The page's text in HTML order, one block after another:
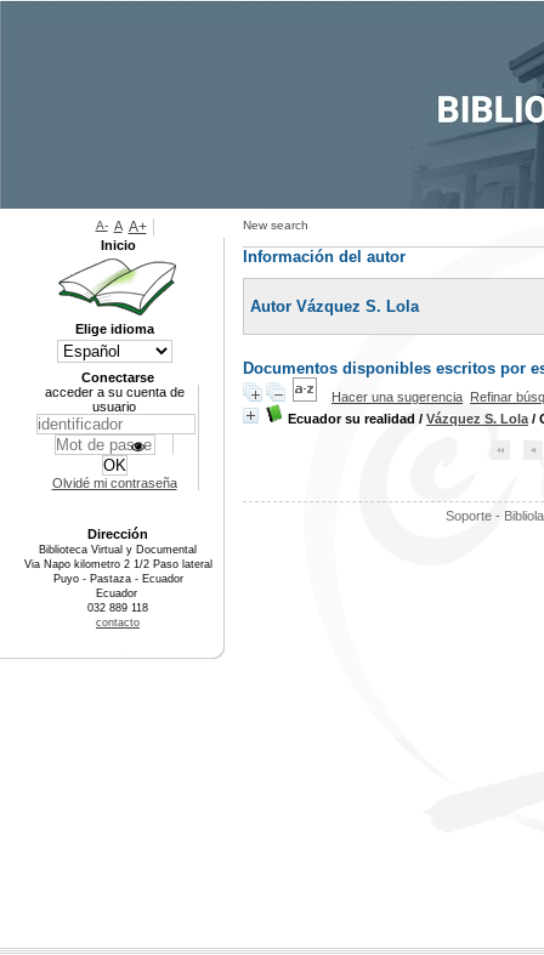
New search
Información del autor
Autor Vázquez S. Lola
Documentos disponibles escritos por
Hacer una sugerencia Refinar
Ecuador su realidad / Vázquez S. Lola /
Soporte -
A- A A+
Inicio
Elige idioma
Conectarse
acceder a su cuenta de
usuario
Olvidé mi contraseña
Dirección
Biblioteca Virtual y Documental
Via Napo kilometro 2 1/2 Paso lateral
Puyo - Pastaza - Ecuador
Ecuador
032 889 118
contacto